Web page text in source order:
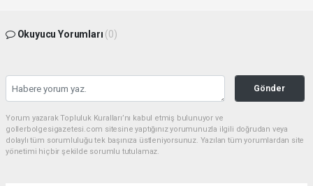
Okuyucu Yorumları (0)
Gönder
Yorum yazarak Topluluk Kuralları’nı kabul etmiş bulunuyor ve
gollerbolgesigazetesi.com sitesine yaptığınız yorumunuzla ilgili doğrudan veya
dolaylı tüm sorumluluğu tek başınıza üstleniyorsunuz. Yazılan tüm yorumlardan site
yönetimi hiçbir şekilde sorumlu tutulamaz.